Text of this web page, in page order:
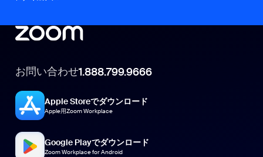
お問い合わせ1.888.799.9666
Apple Storeでダウンロード
Apple用Zoom Workplace
Google Playでダウンロード
Zoom Workplace for Android